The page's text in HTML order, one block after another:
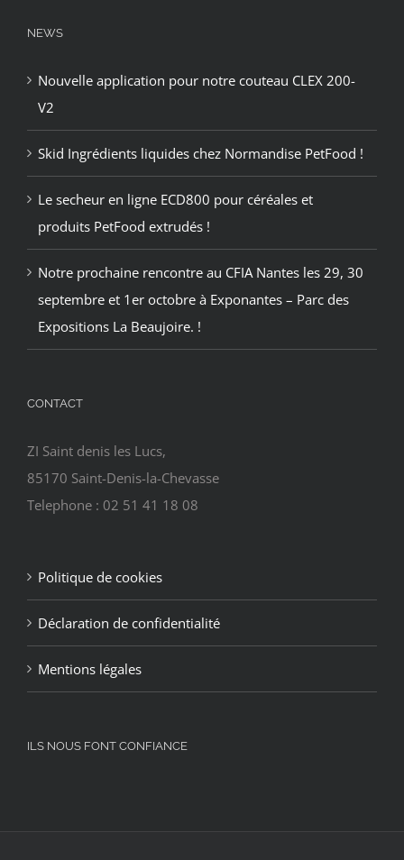
NEWS
Nouvelle application pour notre couteau CLEX 200-
V2
Skid Ingrédients liquides chez Normandise PetFood !
Le secheur en ligne ECD800 pour céréales et
produits PetFood extrudés !
Notre prochaine rencontre au CFIA Nantes les 29, 30
septembre et 1er octobre à Exponantes – Parc des
Expositions La Beaujoire. !
CONTACT
ZI Saint denis les Lucs,
85170 Saint-Denis-la-Chevasse
Telephone : 02 51 41 18 08
Politique de cookies
Déclaration de confidentialité
Mentions légales
ILS NOUS FONT CONFIANCE